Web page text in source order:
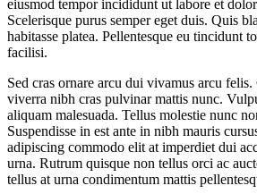
eiusmod tempor incididunt ut labore et
Scelerisque purus semper eget duis. Quis
habitasse platea. Pellentesque eu tincidunt
facilisi.
Sed cras ornare arcu dui vivamus arcu
viverra nibh cras pulvinar mattis nunc.
aliquam malesuada. Tellus molestie nunc
Suspendisse in est ante in nibh mauris
adipiscing commodo elit at imperdiet dui
urna. Rutrum quisque non tellus orci ac
tellus at urna condimentum mattis